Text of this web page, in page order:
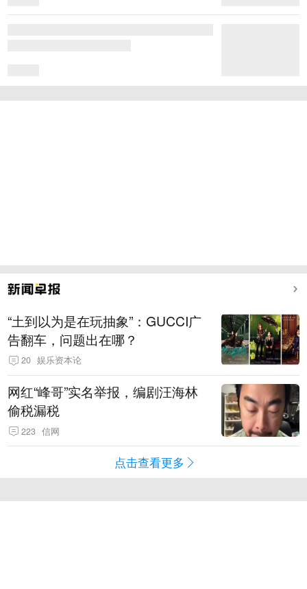
“土到以为是在玩抽象”：GUCCI广
告翻车，问题出在哪？
20 娱乐资本论
网红“峰哥”实名举报，编剧汪海林
偷税漏税
223 信网
点击查看更多